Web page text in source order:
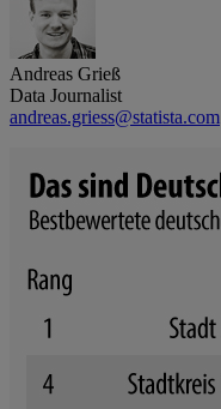
Andreas Grieß
Data Journalist
andreas.griess@statista.com